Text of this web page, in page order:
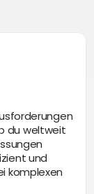
du weltweit
und
komplexen